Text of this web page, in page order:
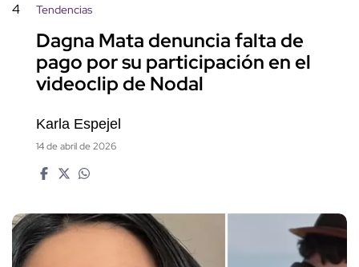
4 Tendencias
Dagna Mata denuncia falta de
pago por su participación en el
videoclip de Nodal
Karla Espejel
14 de abril de 2026